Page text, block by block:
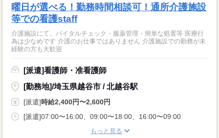
曜日が選べる！勤務時間相談可！通所介護施設
等での看護staff
介護施設にて、バイタルチェック・服薬管理・簡単な処置等 医療行
為は少なめです 介護のお仕事ではありません 介護施設での勤務が未
経験の方も大歓迎
[派遣]看護師・准看護師
[勤務地]/埼玉県越谷市 / 北越谷駅
[派遣]時給2,400円〜2,600円
[派遣]07:00〜16:00、09:00〜18:00、16:00〜09:00
もっと見る